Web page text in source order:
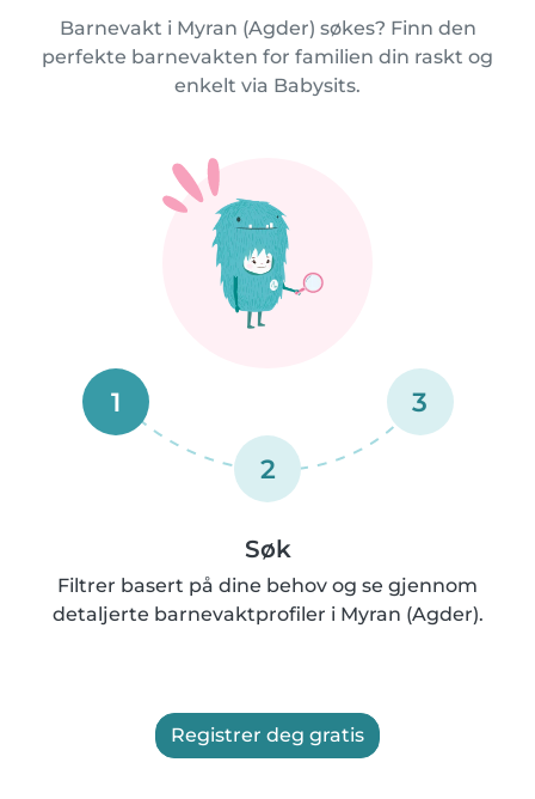
Barnevakt i Myran (Agder) søkes? Finn den
perfekte barnevakten for familien din raskt og
enkelt via Babysits.
1
2
3
Søk
Filtrer basert på dine behov og se gjennom
detaljerte barnevaktprofiler i Myran (Agder).
Registrer deg gratis